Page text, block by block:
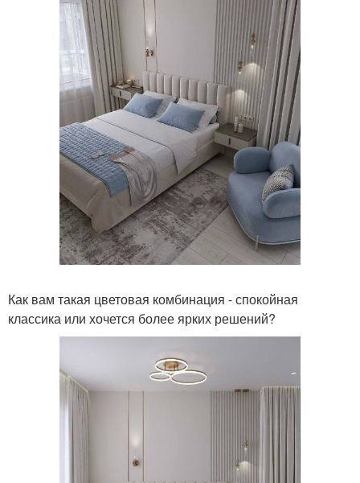
Как вам такая цветовая комбинация - спокойная
классика или хочется более ярких решений?